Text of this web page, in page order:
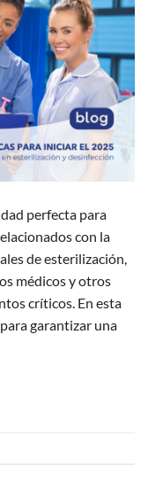
perfecta para
con la
de esterilización,
médicos y otros
críticos. En esta
garantizar una